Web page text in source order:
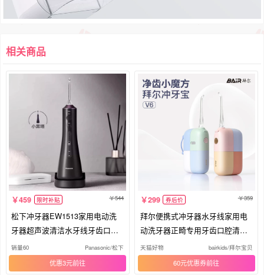
相关商品
459 限时补贴 544
松下冲牙器EW1513家用电动洗
牙器超声波清洁水牙线牙齿口腔
冲洗器
销量60 Panasonic/松下
优惠3元
299 券后价 359
拜尔便携式冲牙器水牙线家用电
动洗牙器正畸专用牙齿口腔清洗
神器
天猫好物 bairkids/拜尔宝贝
60元优惠券